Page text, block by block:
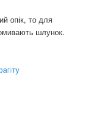
опік, то для
шлунок.